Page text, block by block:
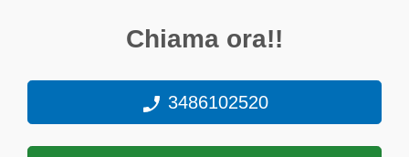
Chiama ora!!
3486102520